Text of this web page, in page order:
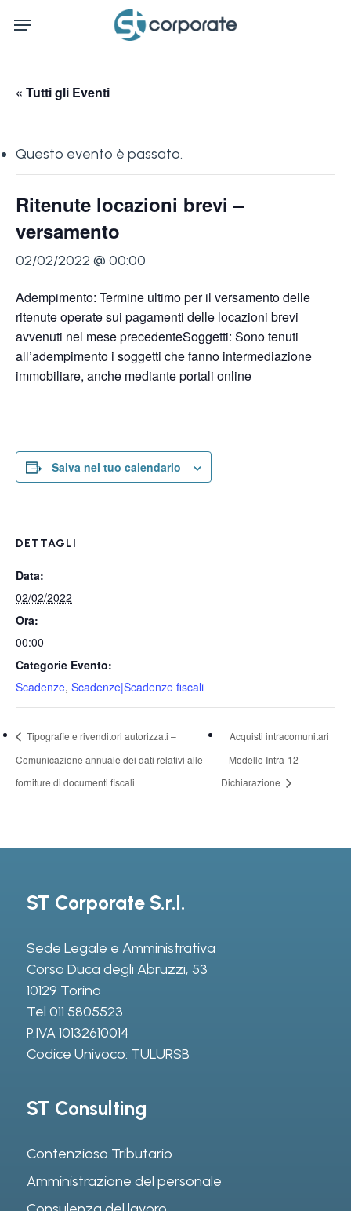
Menu
« Tutti gli Eventi
Questo evento è passato.
Ritenute locazioni brevi –
versamento
02/02/2022 @ 00:00
Adempimento: Termine ultimo per il versamento delle
ritenute operate sui pagamenti delle locazioni brevi
avvenuti nel mese precedenteSoggetti: Sono tenuti
all’adempimento i soggetti che fanno intermediazione
immobiliare, anche mediante portali online
Salva nel tuo calendario
DETTAGLI
Data:
02/02/2022
Ora:
00:00
Categorie Evento:
Scadenze, Scadenze|Scadenze fiscali
Tipografie e rivenditori autorizzati –
Comunicazione annuale dei dati relativi alle
forniture di documenti fiscali
Acquisti intracomunitari
– Modello Intra-12 –
Dichiarazione
ST Corporate S.r.l.
Sede Legale e Amministrativa
Corso Duca degli Abruzzi, 53
10129 Torino
Tel 011 5805523
P.IVA 10132610014
Codice Univoco: TULURSB
ST Consulting
Contenzioso Tributario
Amministrazione del personale